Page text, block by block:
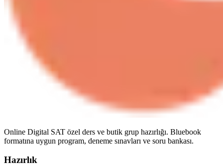
Online Digital SAT özel ders ve butik grup hazırlığı. Bluebook
formatına uygun program, deneme sınavları ve soru bankası.
Hazırlık